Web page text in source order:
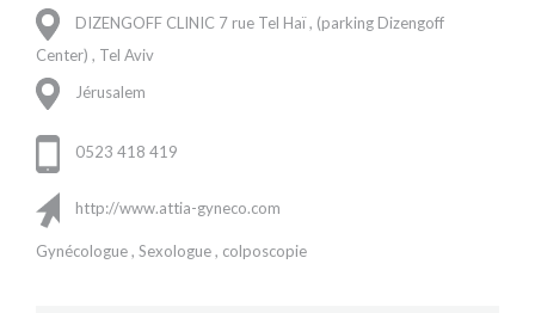
DIZENGOFF CLINIC 7 rue Tel Haï , (parking Dizengoff
Center) , Tel Aviv
Jérusalem
0523 418 419
http://www.attia-gyneco.com
Gynécologue , Sexologue , colposcopie